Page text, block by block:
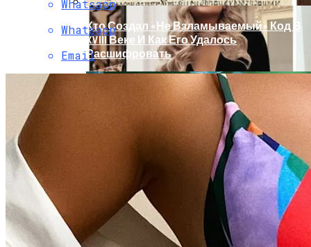
Кто Создал «не Взламываемый» Код В
XVIII Веке И Как Его Удалось
Расшифровать
Whatsapp
Whatsapp
Email